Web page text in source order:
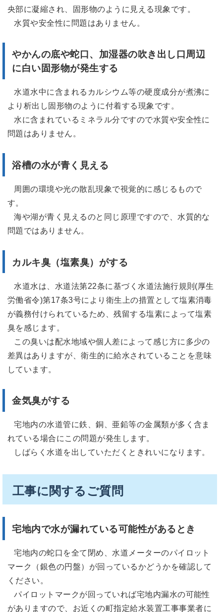
央部に凝縮され、固形物のように見える現象です。
水質や安全性に問題はありません。
やかんの底や蛇口、加湿器の吹き出し口周辺
に白い固形物が発生する
水道水中に含まれるカルシウム等の硬度成分が煮沸に
より析出し固形物のように付着する現象です。
水に含まれているミネラル分ですので水質や安全性に
問題はありません。
浴槽の水が青く見える
周囲の環境や光の散乱現象で視覚的に感じるもので
す。
海や湖が青く見えるのと同じ原理ですので、水質的な
問題ではありません。
カルキ臭（塩素臭）がする
水道水は、水道法第22条に基づく水道法施行規則(厚生
労働省令)第17条3号により衛生上の措置として塩素消毒
が義務付けられているため、残留する塩素によって塩素
臭を感じます。
この臭いは配水地域や個人差によって感じ方に多少の
差異はありますが、衛生的に給水されていることを意味
しています。
金気臭がする
宅地内の水道管に鉄、銅、亜鉛等の金属類が多く含ま
れている場合にこの問題が発生します。
しばらく水道を出していただくときれいになります。
工事に関するご質問
宅地内で水が漏れている可能性があるとき
宅地内の蛇口を全て閉め、水道メーターのパイロット
マーク（銀色の円盤）が回っているかどうかを確認して
ください。
パイロットマークが回っていれば宅地内漏水の可能性
がありますので、お近くの町指定給水装置工事事業者に